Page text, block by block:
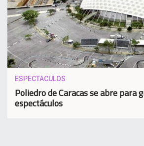
ESPECTACULOS
Poliedro de Caracas se abre para
espectáculos